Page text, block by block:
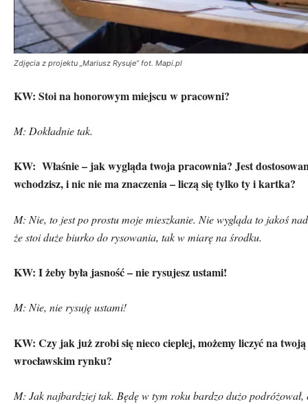
Zdjęcia z projektu „Mariusz Rysuje” fot. Mapi.pl
KW: Stoi na honorowym miejscu w pracowni?
M: Dokładnie tak.
KW: Właśnie – jak wygląda twoja pracownia? Jest
wchodzisz, i nic nie ma znaczenia – liczą się tylko ty i kartka?
M: Nie, to jest po prostu moje mieszkanie. Nie wygląda to jakoś
że stoi duże biurko do rysowania, tak w miarę na środku.
KW: I żeby była jasność – nie rysujesz ustami!
M: Nie, nie rysuję ustami!
KW: Czy jak już zrobi się nieco cieplej, możemy liczyć na twoją
wrocławskim rynku?
M: Jak najbardziej tak. Będę w tym roku bardzo dużo podró